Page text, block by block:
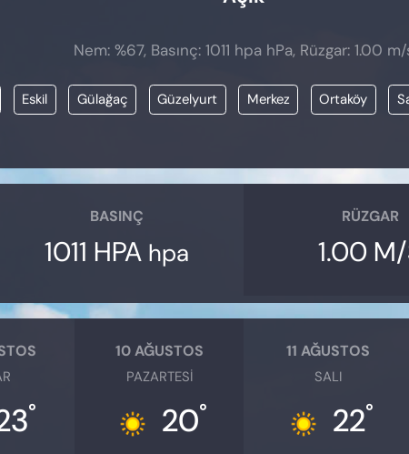
Nem: %67, Basınç: 1011 hpa hPa, Rüzgar: 1.00
Eskil Gülağaç Güzelyurt Merkez Ortaköy
BASINÇ
1011 HPA hpa
RÜZGAR
1.00
°
10 AĞUSTOS
PAZARTESI
20°
11 AĞUSTOS
SALI
22°